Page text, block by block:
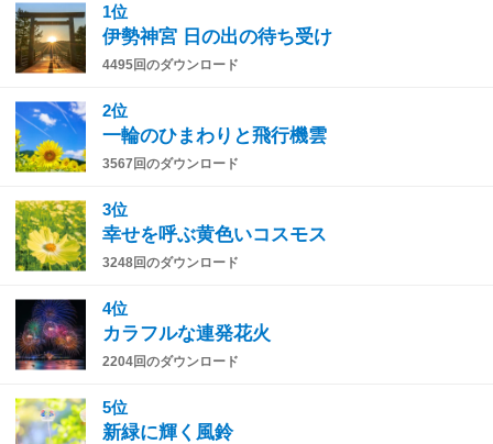
1位
伊勢神宮 日の出の待ち受け
4495回のダウンロード
2位
一輪のひまわりと飛行機雲
3567回のダウンロード
3位
幸せを呼ぶ黄色いコスモス
3248回のダウンロード
4位
カラフルな連発花火
2204回のダウンロード
5位
新緑に輝く風鈴